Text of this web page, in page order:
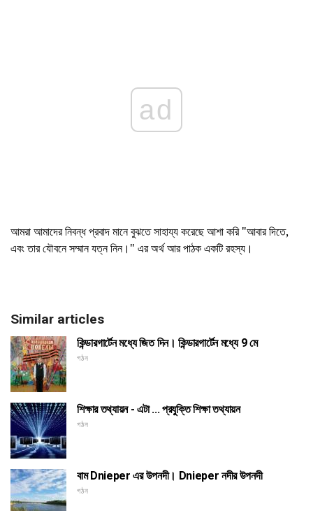
ad
আমরা আমাদের নিবন্ধ প্রবাদ মানে বুঝতে সাহায্য করেছে আশা করি "আবার দিতে,
এবং তার যৌবনে সম্মান যত্ন নিন।" এর অর্থ আর পাঠক একটি রহস্য।
Similar articles
কিন্ডারগার্টেন মধ্যে জিত দিন। কিন্ডারগার্টেন মধ্যে 9 মে
গঠন
শিক্ষার তথ্যায়ন - এটা ... প্রযুক্তি শিক্ষা তথ্যায়ন
গঠন
বাম Dnieper এর উপনদী। Dnieper নদীর উপনদী
গঠন